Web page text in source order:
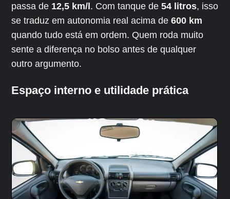
passa de 12,5 km/l. Com tanque de54 litros, isso
se traduz em autonomia real acima de600 km
quando tudo está em ordem. Quem roda muito
sente a diferença no bolso antes de qualquer
outro argumento.
Espaço interno e utilidade prática